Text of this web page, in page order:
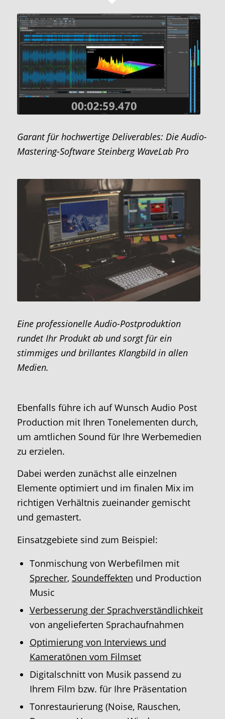
Garant für hochwertige Deliverables: Die Audio-
Mastering-Software Steinberg WaveLab Pro
Eine professionelle Audio-Postproduktion
rundet Ihr Produkt ab und sorgt für ein
stimmiges und brillantes Klangbild in allen
Medien.
Ebenfalls führe ich auf Wunsch Audio Post
Production mit Ihren Tonelementen durch,
um amtlichen Sound für Ihre Werbemedien
zu erzielen.
Dabei werden zunächst alle einzelnen
Elemente optimiert und im finalen Mix im
richtigen Verhältnis zueinander gemischt
und gemastert.
Einsatzgebiete sind zum Beispiel:
Tonmischung von Werbefilmen mit
Sprecher, Soundeffekten und Production
Music
Verbesserung der Sprachverständlichkeit
von angelieferten Sprachaufnahmen
Optimierung von Interviews und
Kameratönen vom Filmset
Digitalschnitt von Musik passend zu
Ihrem Film bzw. für Ihre Präsentation
Tonrestaurierung (Noise, Rauschen,